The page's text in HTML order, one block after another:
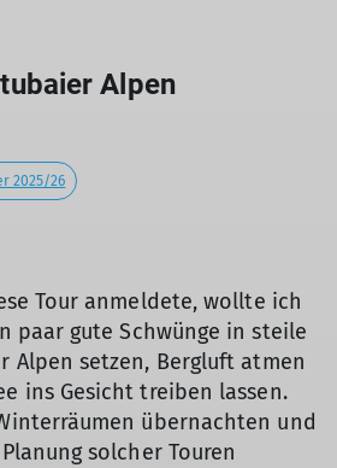
Alpen
2025/26
Tour anmeldete, wollte ich
paar gute Schwünge in steile
Alpen setzen, Bergluft atmen
ins Gesicht treiben lassen.
übernachten und
solcher Touren